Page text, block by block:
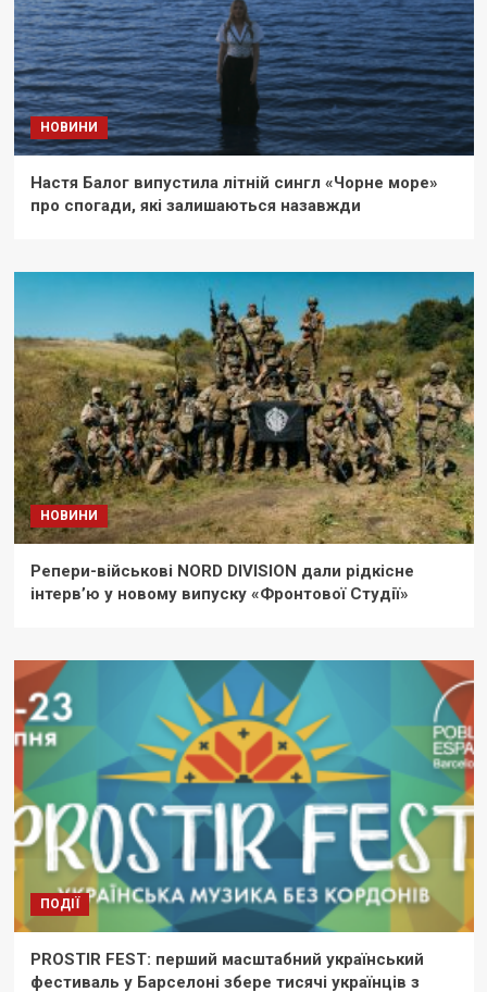
НОВИНИ
Настя Балог випустила літній сингл «Чорне море»
про спогади, які залишаються назавжди
НОВИНИ
Репери-військові NORD DIVISION дали рідкісне
інтерв’ю у новому випуску «Фронтової Студії»
ПОДІЇ
PROSTIR FEST: перший масштабний український
фестиваль у Барселоні збере тисячі українців з